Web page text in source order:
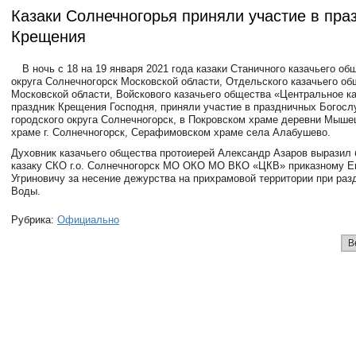
Казаки Солнечногорья приняли участие в
Крещения
В ночь с 18 на 19 января 2021 года казаки Станичного казачьего
округа Солнечногорск Московской области, Отдельского казачьего
Московской области, Войскового казачьего общества «Центральное
праздник Крещения Господня, приняли участие в праздничных
городского округа Солнечногорск, в Покровском храме деревни
храме г. Солнечногорск, Серафимовском храме села Алабушево.
Духовник казачьего общества протоиерей Александр Азаров выразил
казаку СКО г.о. Солнечногорск МО ОКО МО ВКО «ЦКВ» приказному
Угриновичу за несение дежурства на прихрамовой территории при
Воды.
Рубрика: Официально